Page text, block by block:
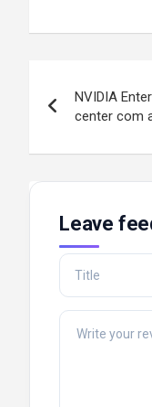
NVIDIA
center com
Leave